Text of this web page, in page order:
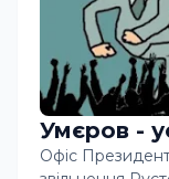
Умєров -
Офіс